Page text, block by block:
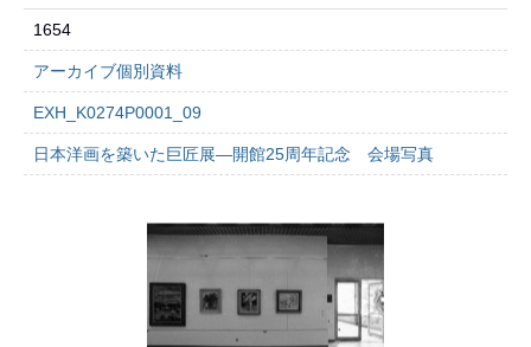
1654
アーカイブ個別資料
EXH_K0274P0001_09
日本洋画を築いた巨匠展―開館25周年記念 会場写真